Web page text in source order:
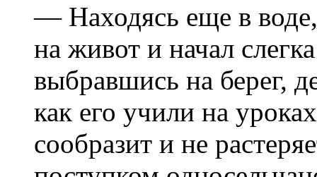
— Находясь еще в
на живот и начал
выбравшись на берег,
как его учили на
сообразит и не